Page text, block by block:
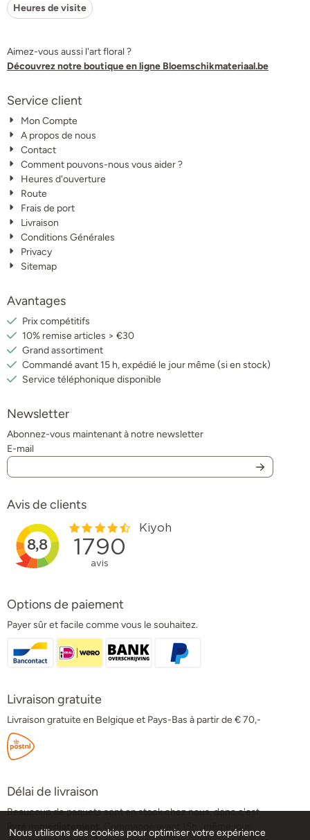
Heures de visite
Aimez-vous aussi l'art floral ?
Découvrez notre boutique en ligne Bloemschikmateriaal.be
Service client
Mon Compte
A propos de nous
Contact
Comment pouvons-nous vous aider ?
Heures d'ouverture
Route
Frais de port
Livraison
Conditions Générales
Privacy
Sitemap
Avantages
Prix compétitifs
10% remise articles > €30
Grand assortiment
Commandé avant 15 h, expédié le jour même (si en stock)
Service téléphonique disponible
Newsletter
Abonnez-vous maintenant à notre newsletter
E-mail
Avis de clients
Options de paiement
Payer sûr et facile comme vous le souhaitez.
Livraison gratuite
Livraison gratuite en Belgique et Pays-Bas à partir de € 70,-
Délai de livraison
Beaucoup de paquets sont en stock chez nous, donc c'est
livré immédiatement.
Commandé avant 15h., même jour
Nous utilisons des cookies pour optimiser votre expérience